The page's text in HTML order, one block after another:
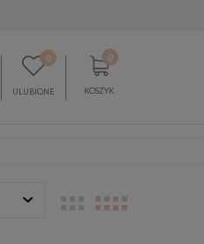
ULUBIONE
0 0
KOSZYK